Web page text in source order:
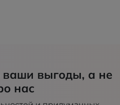
ваши выгоды, а не
нас